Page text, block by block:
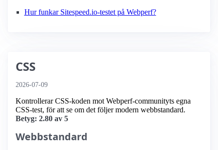
Hur funkar Sitespeed.io-testet på Webperf?
CSS
2026-07-09
Kontrollerar CSS-koden mot Webperf-communityts egna
CSS-test, för att se om det följer modern webbstandard.
Betyg: 2.80 av 5
Webbstandard